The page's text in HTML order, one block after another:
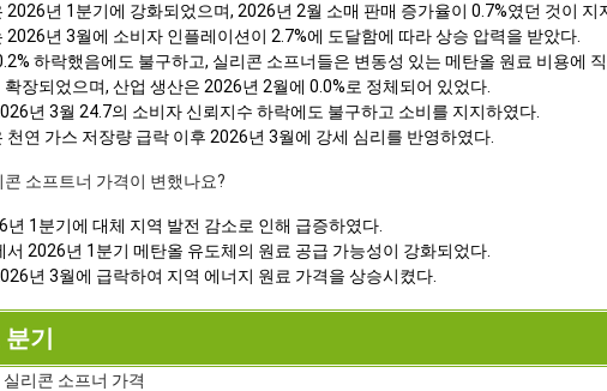
년 1분기에 강화되었으며, 2026년 2월 소매 판매 증가율이 0.7%였던 것이 지
년 3월에 소비자 인플레이션이 2.7%에 도달함에 따라 상승 압력을 받았다.
하락했음에도 불구하고, 실리콘 소프너들은 변동성 있는 메탄올 원료 비용에
장되었으며, 산업 생산은 2026년 2월에 0.0%로 정체되어 있었다.
년 3월 24.7의 소비자 신뢰지수 하락에도 불구하고 소비를 지지하였다.
연 가스 저장량 급락 이후 2026년 3월에 강세 심리를 반영하였다.
소프트너 가격이 변했나요?
1분기에 대체 지역 발전 감소로 인해 급증하였다.
2026년 1분기 메탄올 유도체의 원료 공급 가능성이 강화되었다.
년 3월에 급락하여 지역 에너지 원료 가격을 상승시켰다.
기
리콘 소프너 가격